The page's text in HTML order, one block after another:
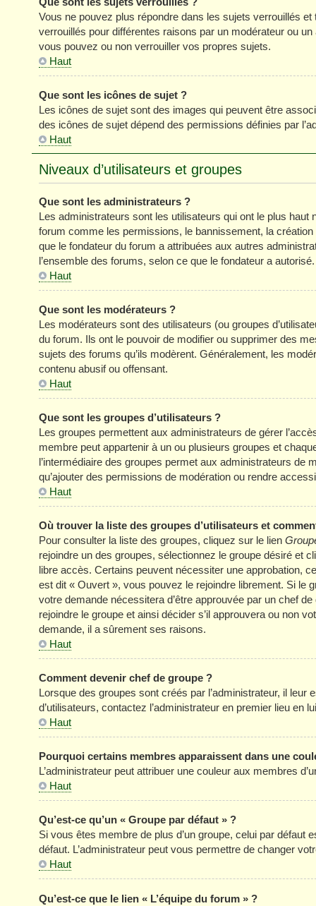
Vous ne pouvez plus répondre dans les sujets verrouillés
verrouillés pour différentes raisons par un modérateur ou
vous pouvez ou non verrouiller vos propres sujets.
Haut
Que sont les icônes de sujet ?
Les icônes de sujet sont des images qui peuvent être
des icônes de sujet dépend des permissions définies par
Haut
Niveaux d’utilisateurs et groupes
Que sont les administrateurs ?
Les administrateurs sont les utilisateurs qui ont le plus
forum comme les permissions, le bannissement, la
que le fondateur du forum a attribuées aux autres
l’ensemble des forums, selon ce que le fondateur a autorisé.
Haut
Que sont les modérateurs ?
Les modérateurs sont des utilisateurs (ou groupes
du forum. Ils ont le pouvoir de modifier ou supprimer des
sujets des forums qu’ils modèrent. Généralement, les
contenu abusif ou offensant.
Haut
Que sont les groupes d’utilisateurs ?
Les groupes permettent aux administrateurs de gérer
membre peut appartenir à un ou plusieurs groupes et
l’intermédiaire des groupes permet aux administrateurs
qu’ajouter des permissions de modération ou rendre
Haut
Où trouver la liste des groupes d’utilisateurs et
Pour consulter la liste des groupes, cliquez sur le lien
rejoindre un des groupes, sélectionnez le groupe désiré et
libre accès. Certains peuvent nécessiter une approbation,
est dit « Ouvert », vous pouvez le rejoindre librement. Si le
votre demande nécessitera d’être approuvée par un chef
rejoindre le groupe et ainsi décider s’il approuvera ou non
demande, il a sûrement ses raisons.
Haut
Comment devenir chef de groupe ?
Lorsque des groupes sont créés par l’administrateur, il
d’utilisateurs, contactez l’administrateur en premier lieu en
Haut
Pourquoi certains membres apparaissent dans une
L’administrateur peut attribuer une couleur aux membres
Haut
Qu’est-ce qu’un « Groupe par défaut » ?
Si vous êtes membre de plus d’un groupe, celui par défaut
défaut. L’administrateur peut vous permettre de changer
Haut
Qu’est-ce que le lien « L’équipe du forum » ?